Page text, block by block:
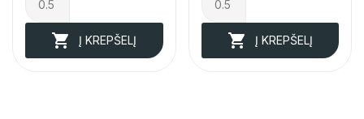
 Į KREPŠELĮ  Į KREPŠELĮ